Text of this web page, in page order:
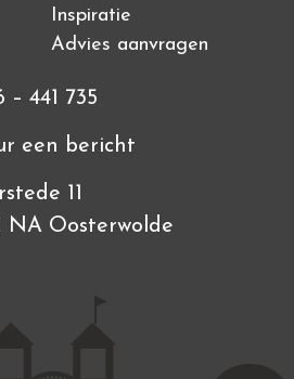
Inspiratie
Advies aanvragen
– 441 735
een bericht
11
NA Oosterwolde